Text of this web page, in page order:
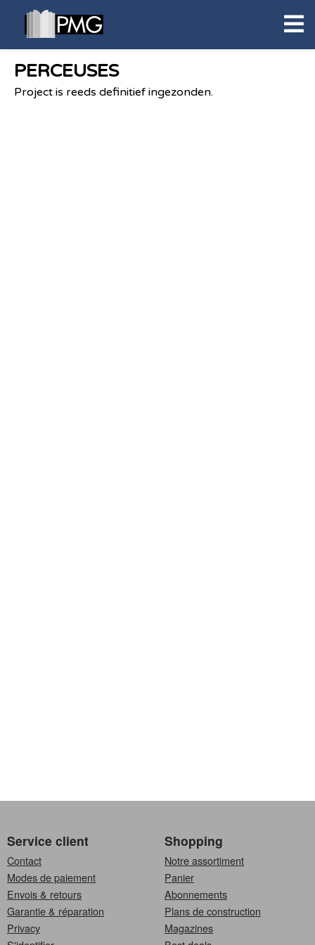
PERCEUSES
Project is reeds definitief ingezonden.
Service client
Contact
Modes de paiement
Envois & retours
Garantie & réparation
Privacy
Shopping
Notre assortiment
Panier
Abonnements
Plans de construction
Magazines